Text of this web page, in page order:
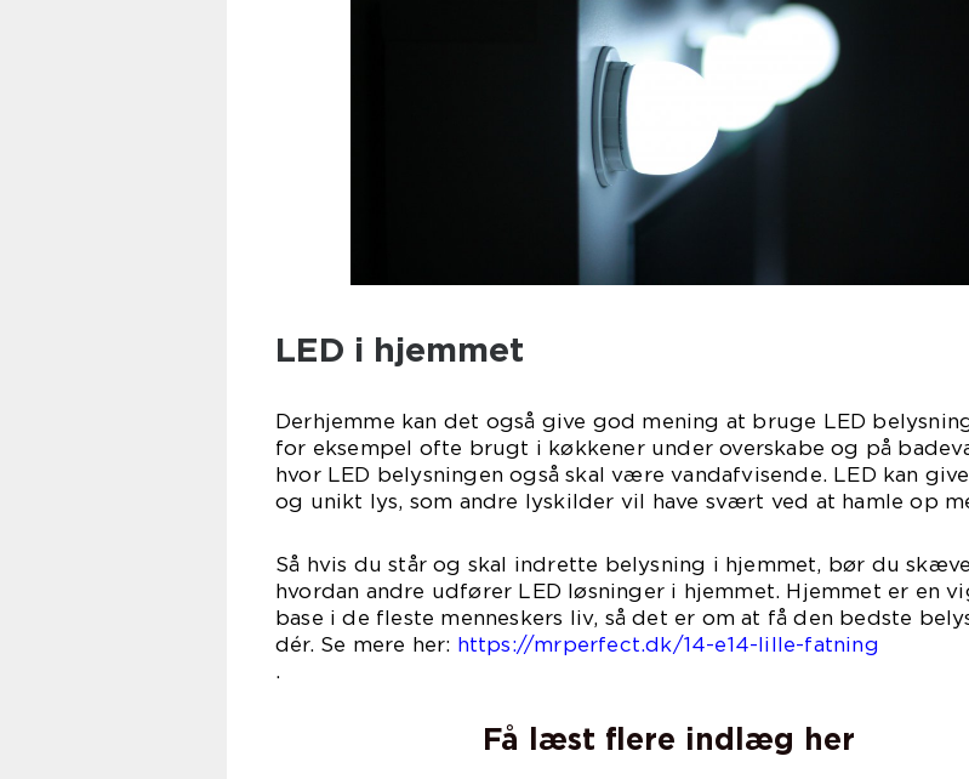
LED i hjemmet
Derhjemme kan det også give god mening at bruge LED
for eksempel ofte brugt i køkkener under overskabe og på
hvor LED belysningen også skal være vandafvisende. LED kan
og unikt lys, som andre lyskilder vil have svært ved at hamle op
Så hvis du står og skal indrette belysning i hjemmet, bør du
hvordan andre udfører LED løsninger i hjemmet. Hjemmet er en
base i de fleste menneskers liv, så det er om at få den bedste
dér. Se mere her: https://mrperfect.dk/14-e14-lille-fatning
.
Få læst flere indlæg her